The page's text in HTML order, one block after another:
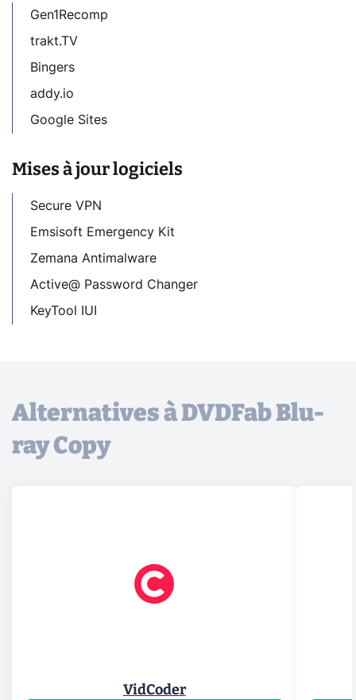
Gen1Recomp
trakt.TV
Bingers
addy.io
Google Sites
Mises à jour logiciels
Secure VPN
Emsisoft Emergency Kit
Zemana Antimalware
Active@ Password Changer
KeyTool IUI
Alternatives à DVDFab Blu-
ray Copy
VidCoder